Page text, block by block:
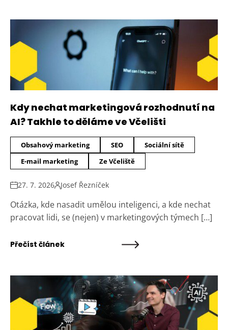
Kdy nechat marketingová rozhodnutí na
AI? Takhle to děláme ve Včelišti
Obsahový marketing SEO
Sociální sítě
E-mail marketing
Ze Včeliště
27. 7. 2026 Josef Řezníček
Otázka, kde nasadit umělou inteligenci, a kde nechat
pracovat lidi, se (nejen) v marketingových týmech […]
Přečíst článek